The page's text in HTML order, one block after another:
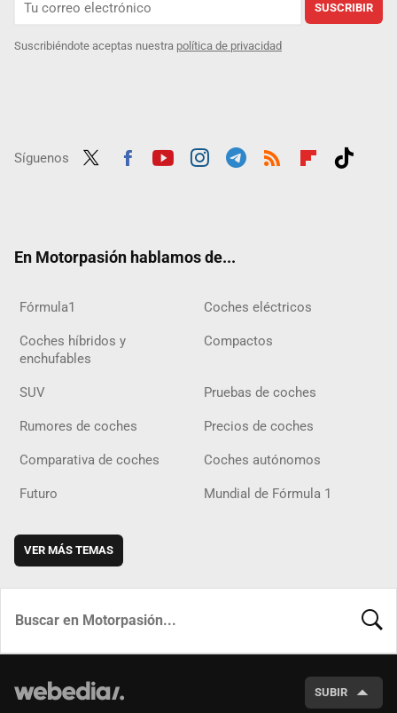
SUSCRIBIR
Suscribiéndote aceptas nuestra política de privacidad
Síguenos
En Motorpasión hablamos de...
Fórmula1 Coches eléctricos
Coches híbridos y
enchufables
Compactos
SUV Pruebas de coches
Rumores de coches Precios de coches
Comparativa de coches Coches autónomos
Futuro Mundial de Fórmula 1
VER MÁS TEMAS
SUBIR